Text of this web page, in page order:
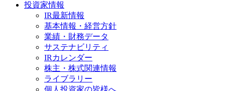
投資家情報
IR最新情報
基本情報・経営方針
業績・財務データ
サステナビリティ
IRカレンダー
株主・株式関連情報
ライブラリー